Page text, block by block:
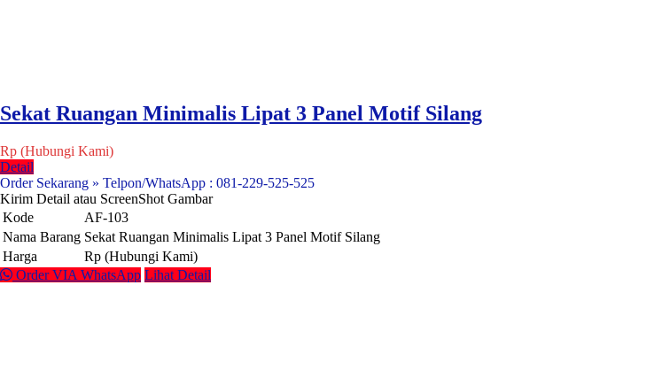
Sekat Ruangan Minimalis Lipat 3 Panel Motif Silang
Rp (Hubungi Kami)
Detail
Order Sekarang » Telpon/WhatsApp : 081-229-525-525
Kirim Detail atau ScreenShot Gambar
Kode
AF-103
Nama Barang Sekat Ruangan Minimalis Lipat 3 Panel Motif Silang
Harga
Rp (Hubungi Kami)
Order VIA WhatsApp Lihat Detail